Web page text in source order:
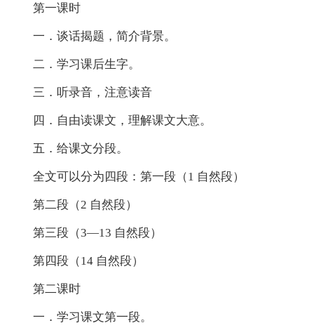
第一课时
一．谈话揭题，简介背景。
二．学习课后生字。
三．听录音，注意读音
四．自由读课文，理解课文大意。
五．给课文分段。
全文可以分为四段：第一段（1 自然段）
第二段（2 自然段）
第三段（3—13 自然段）
第四段（14 自然段）
第二课时
一．学习课文第一段。